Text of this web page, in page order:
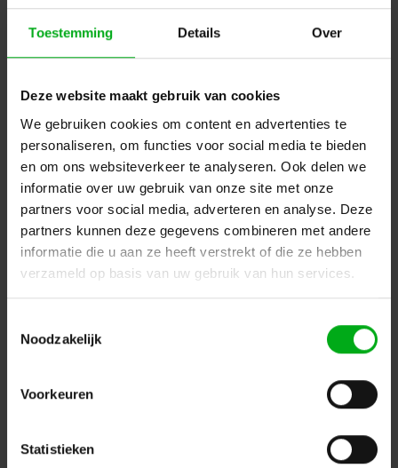
Toestemming Details Over
Deze website maakt gebruik van cookies
We gebruiken cookies om content en advertenties te
personaliseren, om functies voor social media te bieden
en om ons websiteverkeer te analyseren. Ook delen we
informatie over uw gebruik van onze site met onze
partners voor social media, adverteren en analyse. Deze
partners kunnen deze gegevens combineren met andere
informatie die u aan ze heeft verstrekt of die ze hebben
verzameld op basis van uw gebruik van hun services.
Noodzakelijk
Voorkeuren
Statistieken
CJS | 1515050011T | Halfcoupler | Diameter: 50mm | WLL
500kg | Side entry clamp
CJS Europe | 1515050011T
Login voor prijzen